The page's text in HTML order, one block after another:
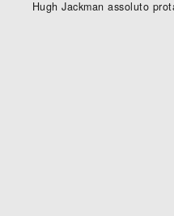
Hugh Jackman assoluto